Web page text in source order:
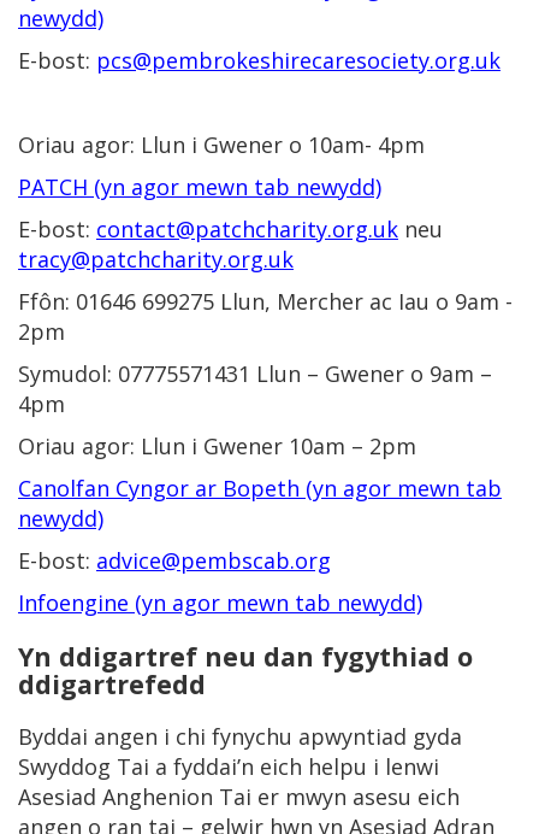
newydd)
E-bost: pcs@pembrokeshirecaresociety.org.uk
Oriau agor: Llun i Gwener o 10am- 4pm
PATCH (yn agor mewn tab newydd)
E-bost: contact@patchcharity.org.uk neu
tracy@patchcharity.org.uk
Ffôn: 01646 699275 Llun, Mercher ac Iau o 9am -
2pm
Symudol: 07775571431 Llun – Gwener o 9am –
4pm
Oriau agor: Llun i Gwener 10am – 2pm
Canolfan Cyngor ar Bopeth (yn agor mewn tab
newydd)
E-bost: advice@pembscab.org
Infoengine (yn agor mewn tab newydd)
Yn ddigartref neu dan fygythiad o
ddigartrefedd
Byddai angen i chi fynychu apwyntiad gyda
Swyddog Tai a fyddai’n eich helpu i lenwi
Asesiad Anghenion Tai er mwyn asesu eich
angen o ran tai – gelwir hwn yn Asesiad Adran